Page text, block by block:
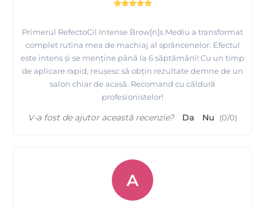
Primerul RefectoCil Intense Brow[n]s Mediu a transformat
complet rutina mea de machiaj al sprâncenelor. Efectul
este intens și se menține până la 6 săptămâni! Cu un timp
de aplicare rapid, reușesc să obțin rezultate demne de un
salon chiar de acasă. Recomand cu căldură
profesionistelor!
V-a fost de ajutor această recenzie? Da Nu (0/0)
A